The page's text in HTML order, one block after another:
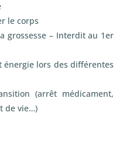
le corps
grossesse – Interdit au 1er
énergie lors des différentes
(arrêt médicament,
de vie…)